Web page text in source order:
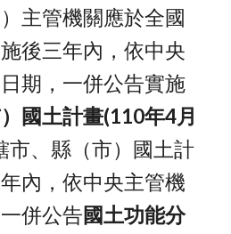
主管機關應於全國
後三年內，依中央
期，一併公告實施
國土計畫(110年4月
市、縣（市）國土計
內，依中央主管機
併公告國土功能分